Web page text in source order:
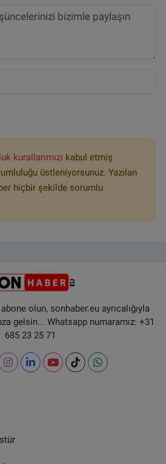
kurallarımızı kabul etmiş
üstleniyorsunuz. Yazılan
hiçbir şekilde sorumlu
olun, sonhaber.eu ayrıcalığıyla
gelsin... Whatsapp numaramız: +31
685 23 25 71